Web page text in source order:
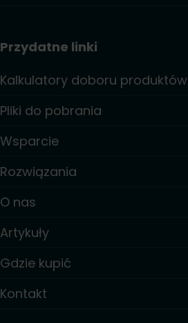
Przydatne linki
Kalkulatory doboru produktów
Pliki do pobrania
Wsparcie
Rozwiązania
O nas
Artykuły
Gdzie kupić
Kontakt